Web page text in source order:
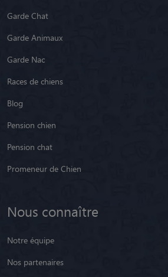
Garde Chat
Garde Animaux
Garde Nac
Races de chiens
Blog
Pension chien
Pension chat
Promeneur de Chien
Nous connaître
Notre équipe
Nos partenaires